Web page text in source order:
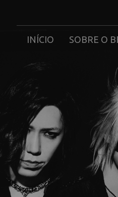
INÍCIO SOBRE O